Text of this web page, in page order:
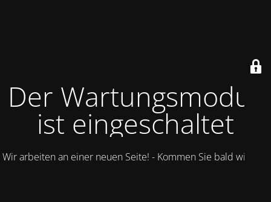
Der Wartungsmodus
ist eingeschaltet
Wir arbeiten an einer neuen Seite! - Kommen Sie bald wieder.